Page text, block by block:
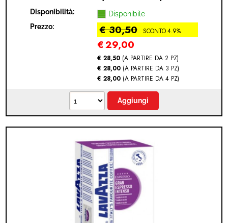
Disponibilità:
Disponibile
Prezzo:
€ 30,50 SCONTO 4.9%
€29,00
€ 28,50 (A PARTIRE DA 2 PZ)
€ 28,00 (A PARTIRE DA 3 PZ)
€ 28,00 (A PARTIRE DA 4 PZ)